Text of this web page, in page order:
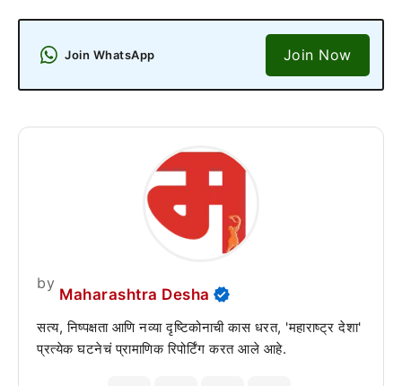
Join WhatsApp Join Now
by
Maharashtra Desha
सत्य, निष्पक्षता आणि नव्या दृष्टिकोनाची कास धरत, 'महाराष्ट्र देशा'
प्रत्येक घटनेचं प्रामाणिक रिपोर्टिंग करत आले आहे.